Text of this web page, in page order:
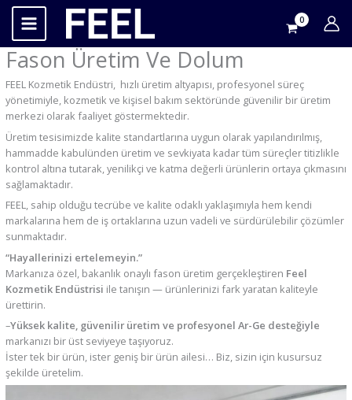
İçeriğe
Fason Üretim Ve Dolum
FEEL Kozmetik Endüstri, hızlı üretim altyapısı, profesyonel süreç
yönetimiyle, kozmetik ve kişisel bakım sektöründe güvenilir bir üretim
merkezi olarak faaliyet göstermektedir.
Üretim tesisimizde kalite standartlarına uygun olarak yapılandırılmış,
hammadde kabulünden üretim ve sevkiyata kadar tüm süreçler titizlikle
kontrol altına tutarak, yenilikçi ve katma değerli ürünlerin ortaya çıkmasını
sağlamaktadır.
FEEL, sahip olduğu tecrübe ve kalite odaklı yaklaşımıyla hem kendi
markalarına hem de iş ortaklarına uzun vadeli ve sürdürülebilir çözümler
sunmaktadır.
“Hayallerinizi ertelemeyin.”
Markanıza özel, bakanlık onaylı fason üretim gerçekleştiren Feel
Kozmetik Endüstrisi ile tanışın — ürünlerinizi fark yaratan kaliteyle
ürettirin.
–Yüksek kalite, güvenilir üretim ve profesyonel Ar-Ge desteğiyle
markanızı bir üst seviyeye taşıyoruz.
İster tek bir ürün, ister geniş bir ürün ailesi… Biz, sizin için kusursuz
şekilde üretelim.